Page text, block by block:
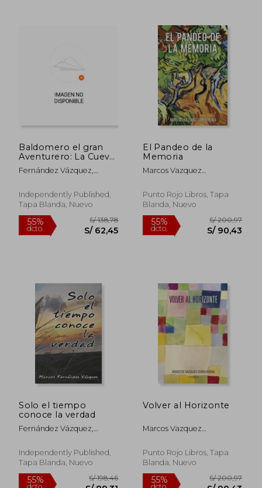
dcto. S/ 70,01
55%
dcto.
55%
dcto. S/ 69,27
55%
dcto.
Baldomero el gran
Aventurero: La Cueva
Mágica
Fernández Vázquez,
Independently Published,
Tapa Blanda, Nuevo
El Pandeo de la
Memoria
Marcos Vazquez
Punto Rojo Libros, Tapa
Blanda, Nuevo
Solo el tiempo
conoce la verdad
Fernández Vázquez,
Independently Published,
Tapa Blanda, Nuevo
Volver al Horizonte
Marcos Vazquez
Punto Rojo Libros, Tapa
Blanda, Nuevo